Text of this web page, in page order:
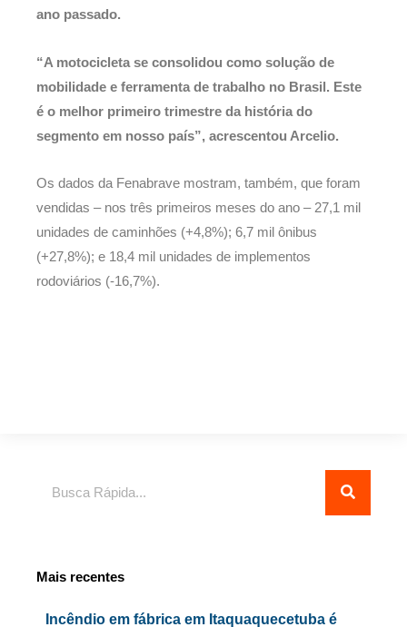
ano passado.
“A motocicleta se consolidou como solução de
mobilidade e ferramenta de trabalho no Brasil. Este
é o melhor primeiro trimestre da história do
segmento em nosso país”, acrescentou Arcelio.
Os dados da Fenabrave mostram, também, que foram
vendidas – nos três primeiros meses do ano – 27,1 mil
unidades de caminhões (+4,8%); 6,7 mil ônibus
(+27,8%); e 18,4 mil unidades de implementos
rodoviários (-16,7%).
Mais recentes
Incêndio em fábrica em Itaquaquecetuba é